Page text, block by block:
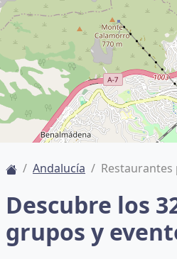
Andalucía
Descubre los
grupos y